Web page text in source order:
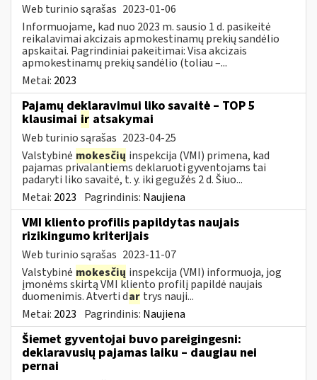
Web turinio sąrašas 2023-01-06
Informuojame, kad nuo 2023 m. sausio 1 d. pasikeitė
reikalavimai akcizais apmokestinamų prekių sandėlio
apskaitai. Pagrindiniai pakeitimai: Visa akcizais
apmokestinamų prekių sandėlio (toliau –...
Metai: 2023
Pajamų deklaravimui liko savaitė – TOP 5
klausimai ir atsakymai
Web turinio sąrašas 2023-04-25
Valstybinė mokesčių inspekcija (VMI) primena, kad
pajamas privalantiems deklaruoti gyventojams tai
padaryti liko savaitė, t. y. iki gegužės 2 d. Šiuo...
Metai: 2023 Pagrindinis: Naujiena
VMI kliento profilis papildytas naujais
rizikingumo kriterijais
Web turinio sąrašas 2023-11-07
Valstybinė mokesčių inspekcija (VMI) informuoja, jog
įmonėms skirtą VMI kliento profilį papildė naujais
duomenimis. Atverti dar trys nauji...
Metai: 2023 Pagrindinis: Naujiena
Šiemet gyventojai buvo pareigingesni:
deklaravusių pajamas laiku – daugiau nei
pernai